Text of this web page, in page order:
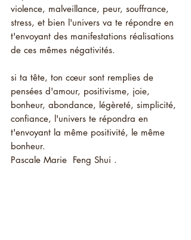
violence, malveillance, peur, souffrance,
stress, et bien l'univers va te répondre en
t'envoyant des manifestations réalisations
de ces mêmes négativités.
si ta tête, ton cœur sont remplies de
pensées d'amour, positivisme, joie,
bonheur, abondance, légèreté, simplicité,
confiance, l'univers te répondra en
t'envoyant la même positivité, le même
bonheur.
Pascale Marie  Feng Shui .